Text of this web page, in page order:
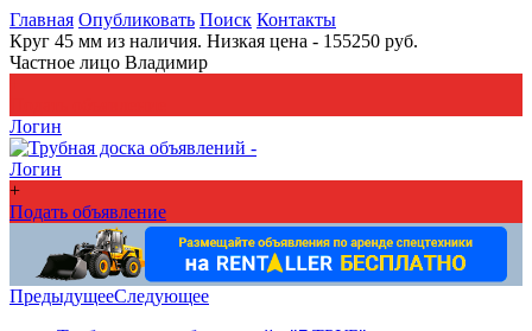
Главная Опубликовать Поиск Контакты
Круг 45 мм из наличия. Низкая цена - 155250 руб.
Частное лицо Владимир
Логин
Логин
+
Подать объявление
ПредыдущееСледующее